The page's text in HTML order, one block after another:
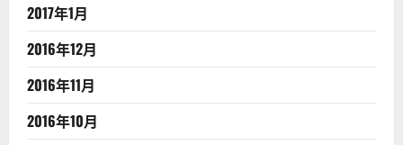
2017年1月
2016年12月
2016年11月
2016年10月